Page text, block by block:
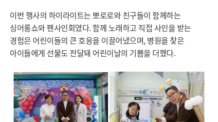
이번 행사의 하이라이트는 뽀로로와 친구들이 함께하는
싱어롱쇼와 팬사인회였다. 함께 노래하고 직접 사인을 받는
경험은 어린이들의 큰 호응을 이끌어냈으며, 병원을 찾은
아이들에게 선물도 전달돼 어린이날의 기쁨을 더했다.